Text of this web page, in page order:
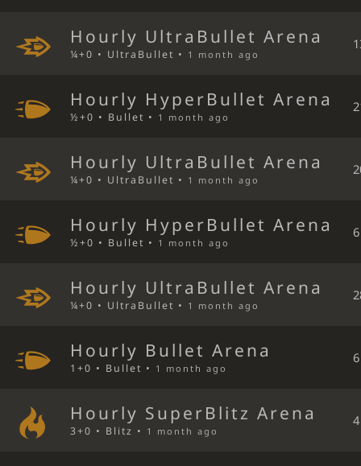
Hourly UltraBullet Arena
¼+0 • UltraBullet • 1 month ago
Hourly HyperBullet Arena
½+0 • Bullet • 1 month ago
Hourly UltraBullet Arena
¼+0 • UltraBullet • 1 month ago
Hourly HyperBullet Arena
½+0 • Bullet • 1 month ago
6
Hourly UltraBullet Arena
¼+0 • UltraBullet • 1 month ago
Hourly Bullet Arena
1+0 • Bullet • 1 month ago
6
Hourly SuperBlitz Arena
3+0 • Blitz • 1 month ago
4